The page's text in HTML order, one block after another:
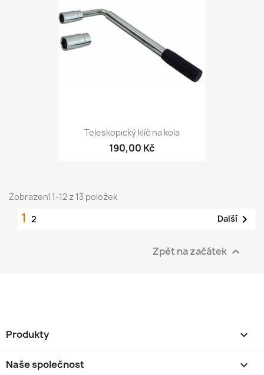
Teleskopický klíč na kola
190,00 Kč
Zobrazení 1-12 z 13 položek
1 2 Další 
Zpět na začátek 
Produkty 
Naše společnost 